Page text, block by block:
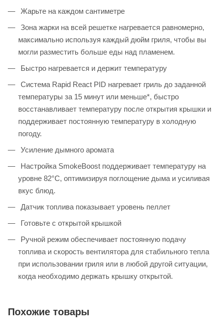
Жарьте на каждом сантиметре
Зона жарки на всей решетке нагревается равномерно,
максимально используя каждый дюйм гриля, чтобы вы
могли разместить больше еды над пламенем.
Быстро нагревается и держит температуру
Система Rapid React PID нагревает гриль до заданной
температуры за 15 минут или меньше*, быстро
восстанавливает температуру после открытия крышки и
поддерживает постоянную температуру в холодную
погоду.
Усиление дымного аромата
Настройка SmokeBoost поддерживает температуру на
уровне 82°C, оптимизируя поглощение дыма и усиливая
вкус блюд.
Датчик топлива показывает уровень пеллет
Готовьте с открытой крышкой
Ручной режим обеспечивает постоянную подачу
топлива и скорость вентилятора для стабильного тепла
при использовании гриля или в любой другой ситуации,
когда необходимо держать крышку открытой.
Похожие товары